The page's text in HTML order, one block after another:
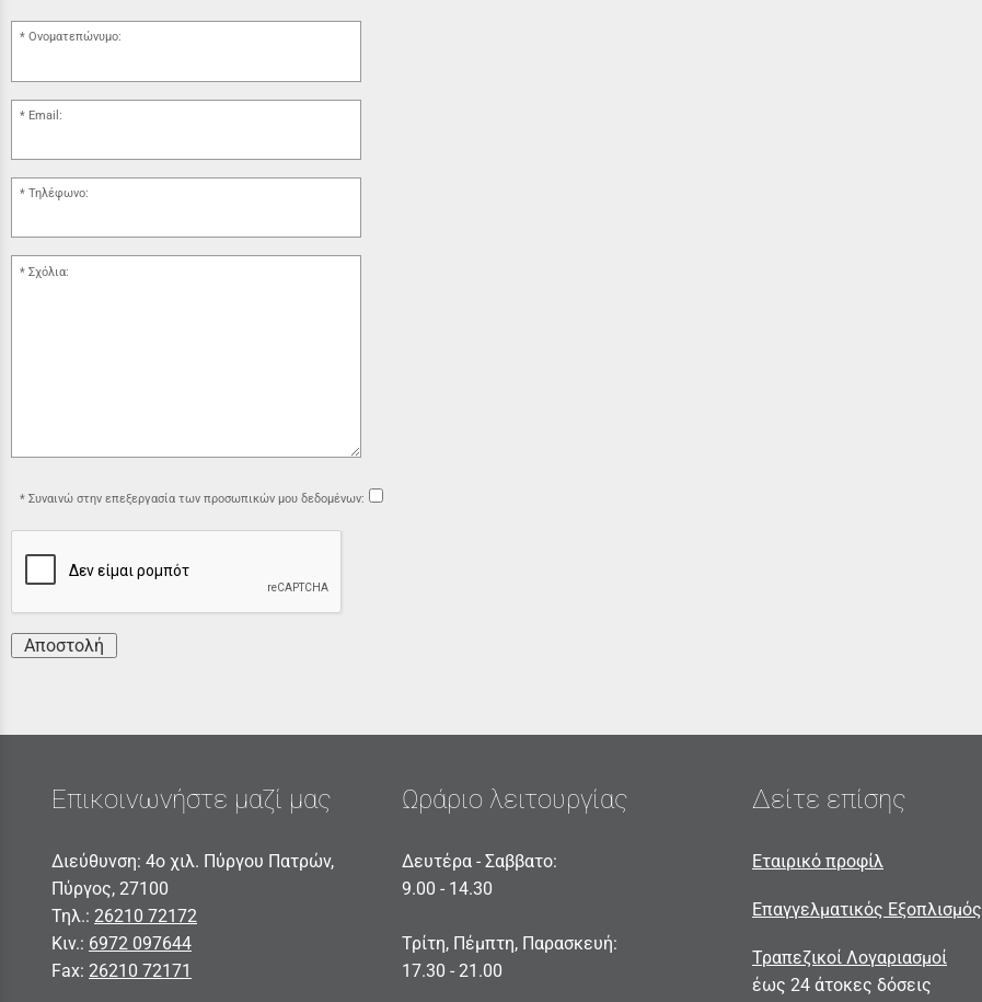
Ονοματεπώνυμο:
Email:
Τηλέφωνο:
Σχόλια:
Συναινώ στην επεξεργασία των προσωπικών μου δεδομένων:
Αποστολή
Επικοινωνήστε μαζί μας
Διεύθυνση: 4ο χιλ. Πύργου Πατρών,
Πύργος, 27100
Τηλ.: 26210 72172
Κιν.: 6972 097644
Fax: 26210 72171
Ωράριο λειτουργίας
Δευτέρα - Σαββατο:
9.00 - 14.30
Τρίτη, Πέμπτη, Παρασκευή:
17.30 - 21.00
Δείτε επίσης
Εταιρικό προφίλ
Επαγγελματικός Εξοπλισμός
Τραπεζικοί Λογαριασμοί
έως 24 άτοκες δόσεις